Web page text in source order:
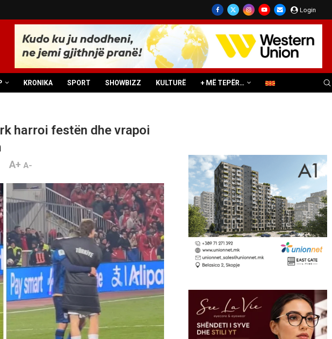
Login
KRONIKA SPORT SHOWBIZZ KULTURË + MË TEPËR…
harroi festën dhe vrapoi
A+ A-